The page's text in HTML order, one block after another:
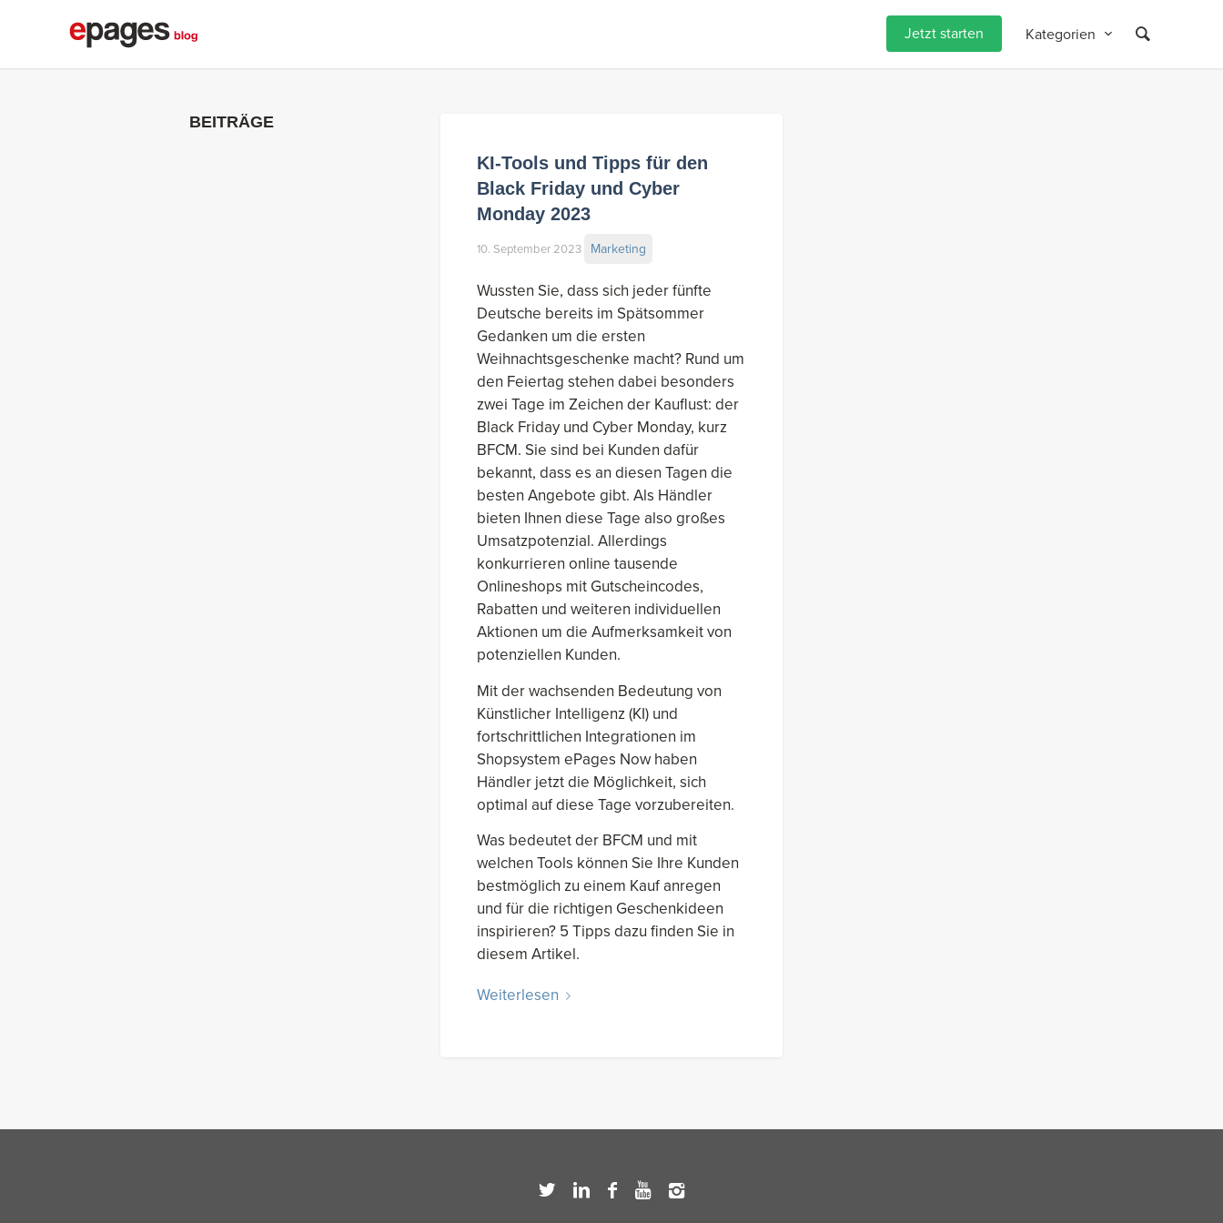
Jetzt starten Kategorien
BEITRÄGE
KI-Tools und Tipps für den
Black Friday und Cyber
Monday 2023
10. September 2023 Marketing
Wussten Sie, dass sich jeder fünfte
Deutsche bereits im Spätsommer
Gedanken um die ersten
Weihnachtsgeschenke macht? Rund um
den Feiertag stehen dabei besonders
zwei Tage im Zeichen der Kauflust: der
Black Friday und Cyber Monday, kurz
BFCM. Sie sind bei Kunden dafür
bekannt, dass es an diesen Tagen die
besten Angebote gibt. Als Händler
bieten Ihnen diese Tage also großes
Umsatzpotenzial. Allerdings
konkurrieren online tausende
Onlineshops mit Gutscheincodes,
Rabatten und weiteren individuellen
Aktionen um die Aufmerksamkeit von
potenziellen Kunden.
Mit der wachsenden Bedeutung von
Künstlicher Intelligenz (KI) und
fortschrittlichen Integrationen im
Shopsystem ePages Now haben
Händler jetzt die Möglichkeit, sich
optimal auf diese Tage vorzubereiten.
Was bedeutet der BFCM und mit
welchen Tools können Sie Ihre Kunden
bestmöglich zu einem Kauf anregen
und für die richtigen Geschenkideen
inspirieren? 5 Tipps dazu finden Sie in
diesem Artikel.
Weiterlesen